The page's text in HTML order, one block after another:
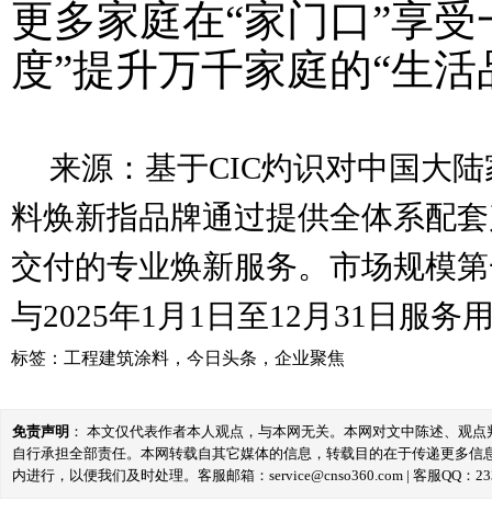
更多家庭在“家门口”享
度”提升万千家庭的“生活
来源：基于CIC灼识对中国大
料焕新指品牌通过提供全体系配
交付的专业焕新服务。市场规模
与2025年1月1日至12月31日服务
标签： 工程建筑涂料 ， 今日头条 ， 企业聚焦
免责声明 ： 本文仅代表作者本人观点，与本网无关。本网对文中陈述、观
自行承担全部责任。本网转载自其它媒体的信息，转载目的在于传递更多
内进行，以便我们及时处理。客服邮箱：service@cnso360.com | 客服QQ：